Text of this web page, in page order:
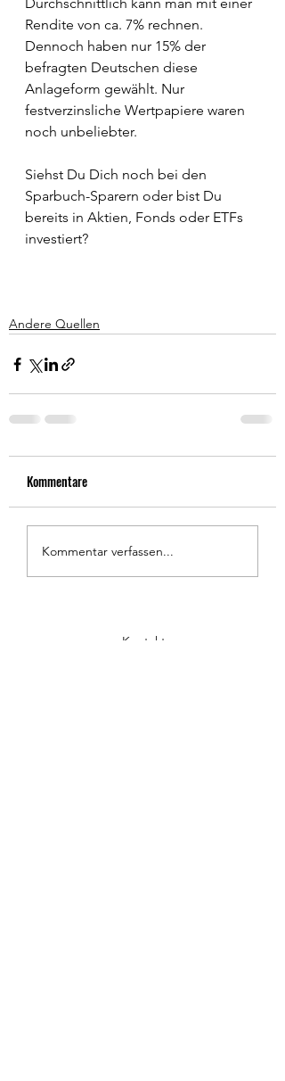
Rendite von ca. 7% rechnen.
Dennoch haben nur 15% der
befragten Deutschen diese
Anlageform gewählt. Nur
festverzinsliche Wertpapiere waren
noch unbeliebter.
Siehst Du Dich noch bei den
Sparbuch-Sparern oder bist Du
bereits in Aktien, Fonds oder ETFs
investiert?
Andere Quellen
Kommentare
Kommentar verfassen...
Kontakt